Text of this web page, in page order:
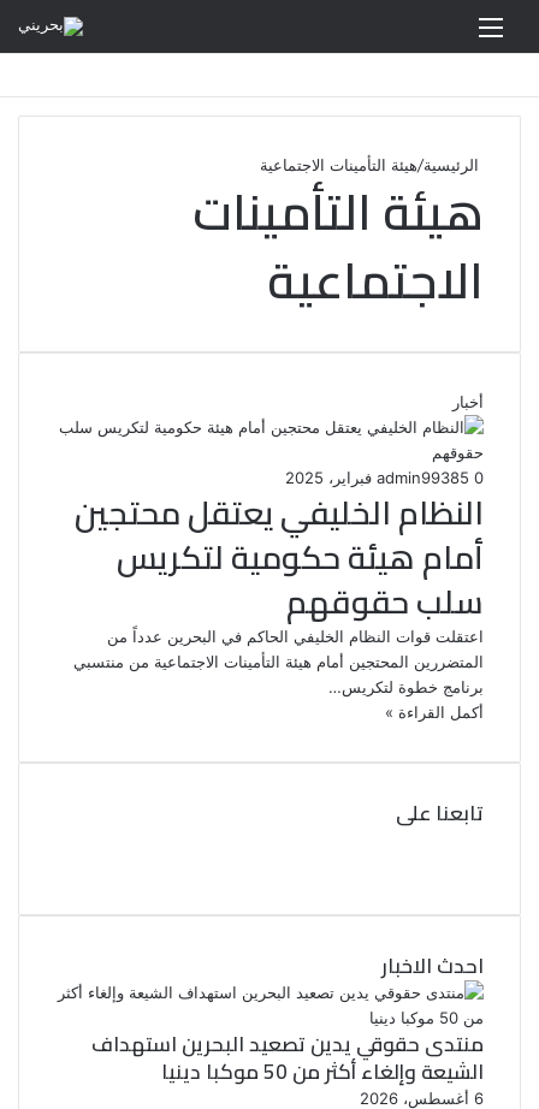
الرئيسية/هيئة التأمينات الاجتماعية
هيئة التأمينات
الاجتماعية
أخبار
admin993 فبراير، 2025 0
النظام الخليفي يعتقل محتجين
أمام هيئة حكومية لتكريس
سلب حقوقهم
اعتقلت قوات النظام الخليفي الحاكم في البحرين عدداً من
المتضررين المحتجين أمام هيئة التأمينات الاجتماعية من منتسبي
برنامج خطوة لتكريس…
أكمل القراءة »
تابعنا على
ب
ك
ي
ر
احدث الاخبار
منتدى حقوقي يدين تصعيد البحرين استهداف
الشيعة وإلغاء أكثر من 50 موكبا دينيا
6 أغسطس، 2026